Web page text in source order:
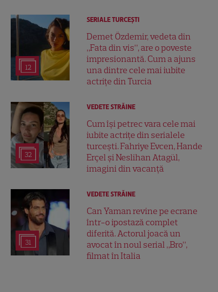
12
SERIALE TURCEŞTI
Demet Özdemir, vedeta din
„Fata din vis”, are o poveste
impresionantă. Cum a ajuns
una dintre cele mai iubite
actrițe din Turcia
32
VEDETE STRĂINE
Cum își petrec vara cele mai
iubite actrițe din serialele
turcești. Fahriye Evcen, Hande
Erçel și Neslihan Atagül,
imagini din vacanță
31
VEDETE STRĂINE
Can Yaman revine pe ecrane
într-o ipostază complet
diferită. Actorul joacă un
avocat în noul serial „Bro”,
filmat în Italia